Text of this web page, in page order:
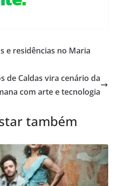
e residências no Maria
de Caldas vira cenário da
com arte e tecnologia
também